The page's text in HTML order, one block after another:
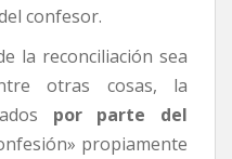
confesor.
la reconciliación sea
otras cosas, la
por parte del
propiamente